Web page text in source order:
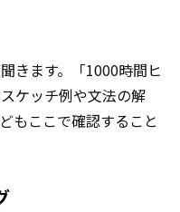
きます。「1000時間ヒ
ケッチ例や文法の解
もここで確認すること